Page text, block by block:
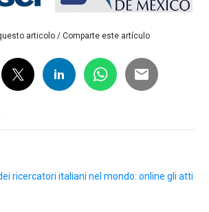
articolo / Comparte este artículo
ricercatori italiani nel mondo: online gli atti